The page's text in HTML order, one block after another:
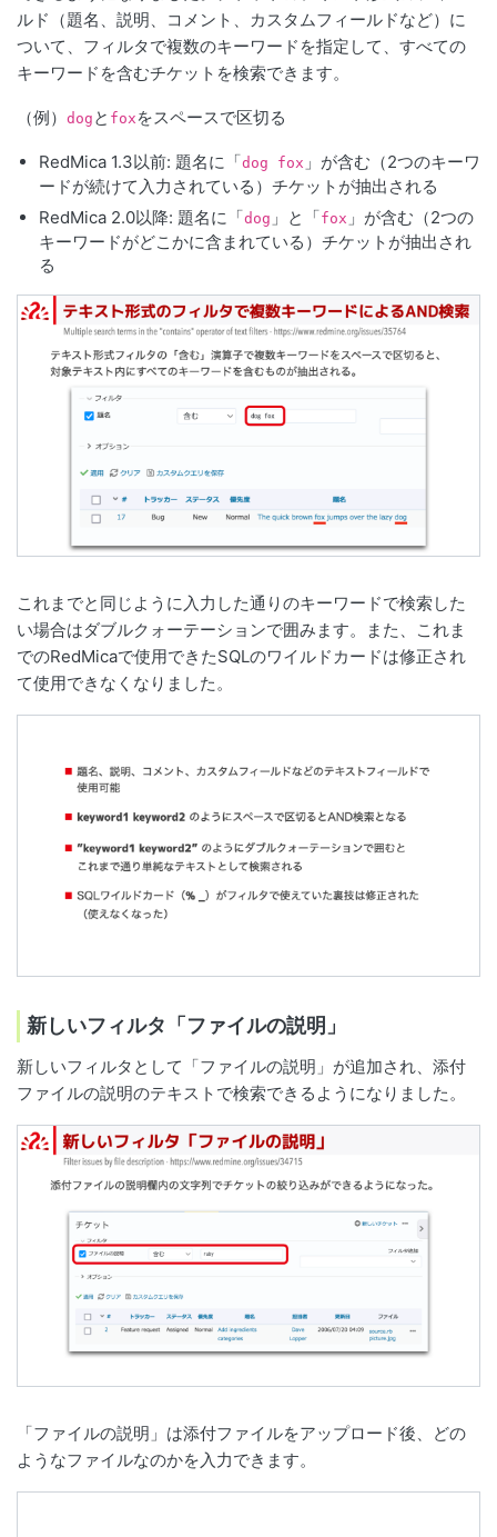
ルド（題名、説明、コメント、カスタムフィールドなど）に
ついて、フィルタで複数のキーワードを指定して、すべての
キーワードを含むチケットを検索できます。
（例） dog と fox をスペースで区切る
RedMica 1.3以前: 題名に「dog fox 」が含む（2つのキーワ
ードが続けて入力されている）チケットが抽出される
RedMica 2.0以降: 題名に「dog 」と「fox 」が含む（2つの
キーワードがどこかに含まれている）チケットが抽出され
る
これまでと同じように入力した通りのキーワードで検索した
い場合はダブルクォーテーションで囲みます。また、これま
でのRedMicaで使用できたSQLのワイルドカードは修正され
て使用できなくなりました。
新しいフィルタ「ファイルの説明」
新しいフィルタとして「ファイルの説明」が追加され、添付
ファイルの説明のテキストで検索できるようになりました。
「ファイルの説明」は添付ファイルをアップロード後、どの
ようなファイルなのかを入力できます。